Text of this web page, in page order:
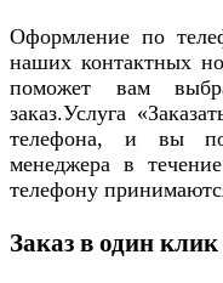
Оформление по
наших контактных
поможет вам
заказ.Услуга
телефона, и вы
менеджера в
телефону
Заказ в один клик